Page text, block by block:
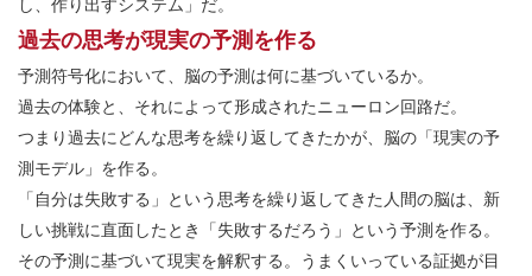
過去の思考が現実の予測を作る
予測符号化において、脳の予測は何に基づいているか。
過去の体験と、それによって形成されたニューロン回路だ。
つまり過去にどんな思考を繰り返してきたかが、脳の「現実の予
測モデル」を作る。
「自分は失敗する」という思考を繰り返してきた人間の脳は、新
しい挑戦に直面したとき「失敗するだろう」という予測を作る。
その予測に基づいて現実を解釈する。うまくいっている証拠が目